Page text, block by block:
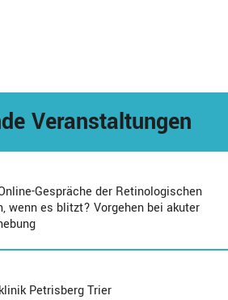
Veranstaltungen
Gespräche der Retinologischen
wenn es blitzt? Vorgehen bei akuter
Petrisberg Trier